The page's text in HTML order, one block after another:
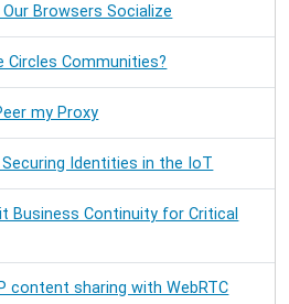
Browsers Socialize
Circles Communities?
my Proxy
Identities in the IoT
Business Continuity for Critical
content sharing with WebRTC